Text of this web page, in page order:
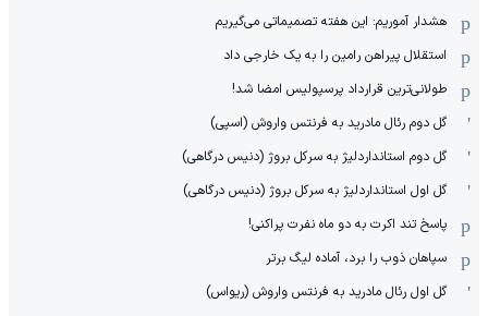
هشدار آموریم: این هفته تصمیماتی می‌گیریم
استقلال پیراهن رامین را به یک خارجی داد
طولانی‌ترین قرارداد پرسپولیس امضا شد!
گل دوم رئال مادرید به فرنتس واروش (اسپی)
گل دوم استانداردلیژ به سرکل بروژ (دنیس درگاهی)
گل اول استانداردلیژ به سرکل بروژ (دنیس درگاهی)
پاسخ تند اکرت به دو ماه نفرت پراکنی!
سپاهان ذوب را برد، آماده لیگ برتر
گل اول رئال مادرید به فرنتس واروش (ریواس)